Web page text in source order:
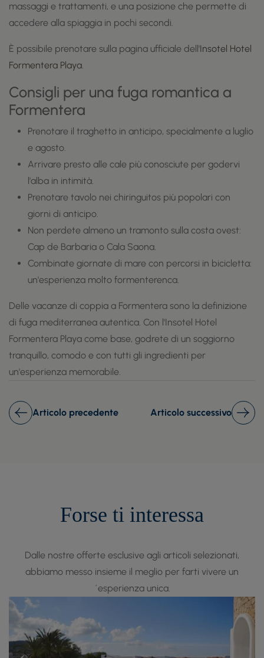
massaggi e trattamenti, e una posizione che permette di
accedere alla spiaggia in pochi secondi.
È possibile prenotare sulla pagina ufficiale dell'Insotel Hotel
Formentera Playa.
Consigli per una fuga romantica a
Formentera
Prenotare il traghetto in anticipo, specialmente a luglio
e agosto.
Arrivare presto alle cale più conosciute per godervi
l'alba in intimità.
Prenotare tavolo nei chiringuitos più popolari con
giorni di anticipo.
Non perdete almeno un tramonto sulla costa ovest:
Cap de Barbaria o Cala Saona.
Combinate giornate di mare con percorsi in bicicletta:
un'esperienza molto formenterenca.
Delle vacanze di coppia a Formentera sono la definizione
di fuga mediterranea autentica. Con l'Insotel Hotel
Formentera Playa come base, godrete di un soggiorno
tranquillo, comodo e con tutti gli ingredienti per
un'esperienza memorabile.
Articolo precedente Articolo successivo
Forse ti interessa
Dalle nostre offerte esclusive agli articoli selezionati,
abbiamo messo insieme il meglio per farti vivere un
´esperienza unica.